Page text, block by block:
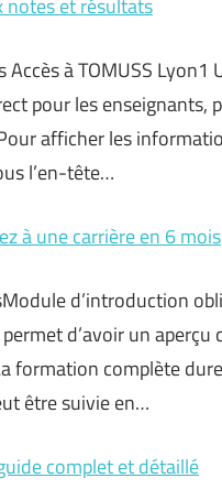
notes et résultats
Accès à TOMUSS
pour les
afficher les
l’en-tête…
à une carrière en 6 mois
d’introduction
d’avoir un
formation complète
être suivie en…
complet et détaillé